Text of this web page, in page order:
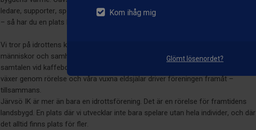
Kom ihåg mig
Glömt lösenordet?
ledare, supporter, sponsor eller bara nyfiken
– så har du en plats hos oss.
Vi tror på idrottens kraft att bygga både
människor och samhälle. Här möts generationer i hallen, på isen, i naturen och i
samtalen vid kaffebordet. Våra lag kämpar med hjärtat, våra barn och ungdomar
växer genom rörelse och våra vuxna eldsjälar driver föreningen framåt –
tillsammans.
Järvsö IK är mer än bara en idrottsförening. Det är en rörelse för framtidens
landsbygd. En plats där vi utvecklar inte bara spelare utan hela individer, och där
det alltid finns plats för fler.